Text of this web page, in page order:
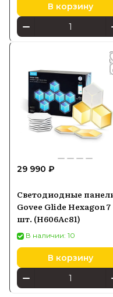
В корзину
29 990 ₽
Светодиодные
Govee Glide Hexagon 7
шт. (H606Ac81)
В наличии: 10
В корзину